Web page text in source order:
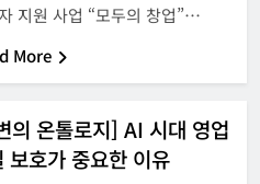
지원 사업 “모두의 창업”…
More
의 온톨로지] AI 시대 영업
보호가 중요한 이유